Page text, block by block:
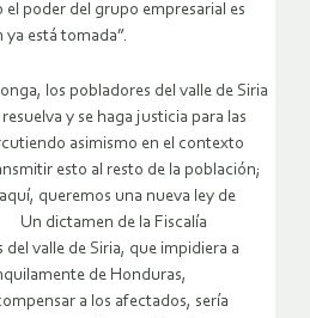
poder del grupo empresarial es
está tomada”.
los pobladores del valle de Siria
y se haga justicia para las
asimismo en el contexto
esto al resto de la población;
queremos una nueva ley de
Un dictamen de la Fiscalía
valle de Siria, que impidiera a
de Honduras,
a los afectados, sería